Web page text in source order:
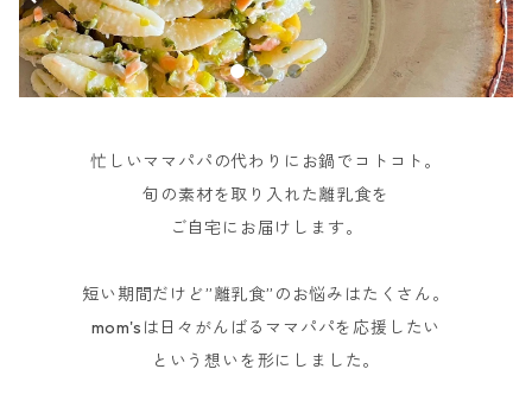
忙しいママパパの代わりにお鍋でコトコト。
旬の素材を取り入れた離乳食を
ご自宅にお届けします。
短い期間だけど”離乳食”のお悩みはたくさん。
mom'sは日々がんばるママパパを応援したい
という想いを形にしました。